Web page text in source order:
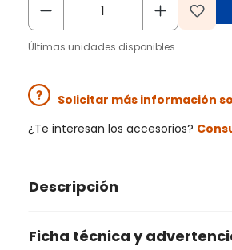
Últimas unidades disponibles
Solicitar más información
¿Te interesan los accesorios?
Descripción
Ficha técnica y